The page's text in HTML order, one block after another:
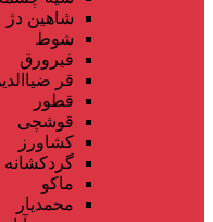
شاهین دژ
شوط
فیرورق
قر
قطور
قوشچی
کشاورز
گردکشانه
ماکو
محمدیار